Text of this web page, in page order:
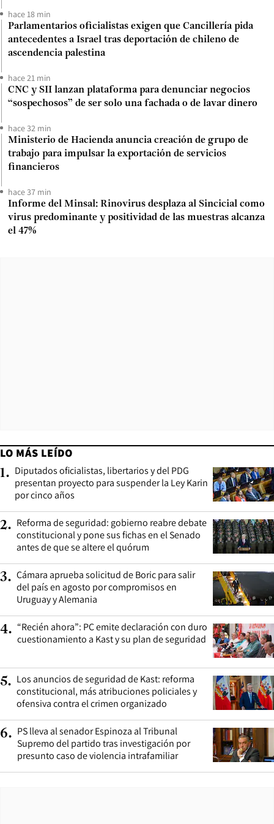
hace 18 min
Parlamentarios oficialistas exigen que Cancillería pida
antecedentes a Israel tras deportación de chileno de
ascendencia palestina
hace 21 min
CNC y SII lanzan plataforma para denunciar negocios
“sospechosos” de ser solo una fachada o de lavar dinero
hace 32 min
Ministerio de Hacienda anuncia creación de grupo de
trabajo para impulsar la exportación de servicios
financieros
hace 37 min
Informe del Minsal: Rinovirus desplaza al Sincicial como
virus predominante y positividad de las muestras alcanza
el 47%
LO MÁS LEÍDO
1. Diputados oficialistas, libertarios y del PDG
presentan proyecto para suspender la Ley Karin
por cinco años
2. Reforma de seguridad: gobierno reabre debate
constitucional y pone sus fichas en el Senado
antes de que se altere el quórum
3. Cámara aprueba solicitud de Boric para salir
del país en agosto por compromisos en
Uruguay y Alemania
4. “Recién ahora”: PC emite declaración con duro
cuestionamiento a Kast y su plan de seguridad
5. Los anuncios de seguridad de Kast: reforma
constitucional, más atribuciones policiales y
ofensiva contra el crimen organizado
6. PS lleva al senador Espinoza al Tribunal
Supremo del partido tras investigación por
presunto caso de violencia intrafamiliar